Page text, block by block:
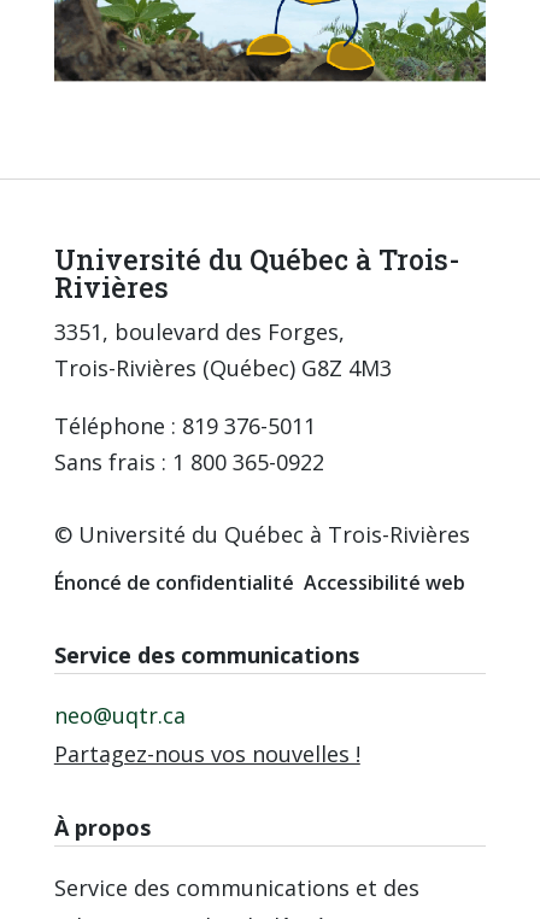
Université du Québec à Trois-
Rivières
3351, boulevard des Forges,
Trois-Rivières (Québec) G8Z 4M3
Téléphone : 819 376-5011
Sans frais : 1 800 365-0922
© Université du Québec à Trois-Rivières
Énoncé de confidentialité Accessibilité web
Service des communications
neo@uqtr.ca
Partagez-nous vos nouvelles !
À propos
Service des communications et des